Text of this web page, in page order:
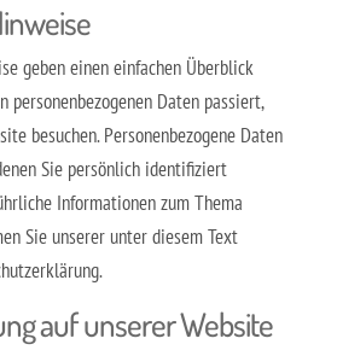
geben einen einfachen Überblick
personenbezogenen Daten passiert,
besuchen. Personenbezogene Daten
Sie persönlich identifiziert
Informationen zum Thema
Sie unserer unter diesem Text
auf unserer Website